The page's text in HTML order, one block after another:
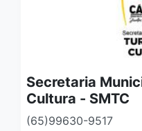
Secretaria
Cultura - SMTC
(65)99630-9517